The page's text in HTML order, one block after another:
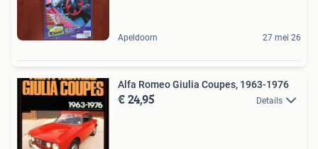
Apeldoorn 27 mei 26
Alfa Romeo Giulia Coupes, 1963-1976
€ 24,95 Details